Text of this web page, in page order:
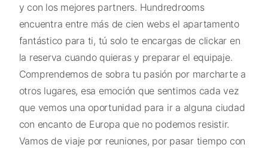
y con los mejores partners. Hundredrooms
encuentra entre más de cien webs el apartamento
fantástico para ti, tú solo te encargas de clickar en
la reserva cuando quieras y preparar el equipaje.
Comprendemos de sobra tu pasión por marcharte a
otros lugares, esa emoción que sentimos cada vez
que vemos una oportunidad para ir a alguna ciudad
con encanto de Europa que no podemos resistir.
Vamos de viaje por reuniones, por pasar tiempo con